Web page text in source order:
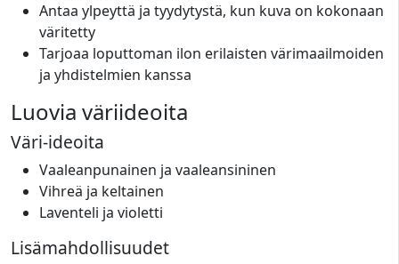
Antaa ylpeyttä ja tyydytystä, kun kuva on kokonaan
väritetty
Tarjoaa loputtoman ilon erilaisten värimaailmoiden
ja yhdistelmien kanssa
Luovia väriideoita
Väri-ideoita
Vaaleanpunainen ja vaaleansininen
Vihreä ja keltainen
Laventeli ja violetti
Lisämahdollisuudet